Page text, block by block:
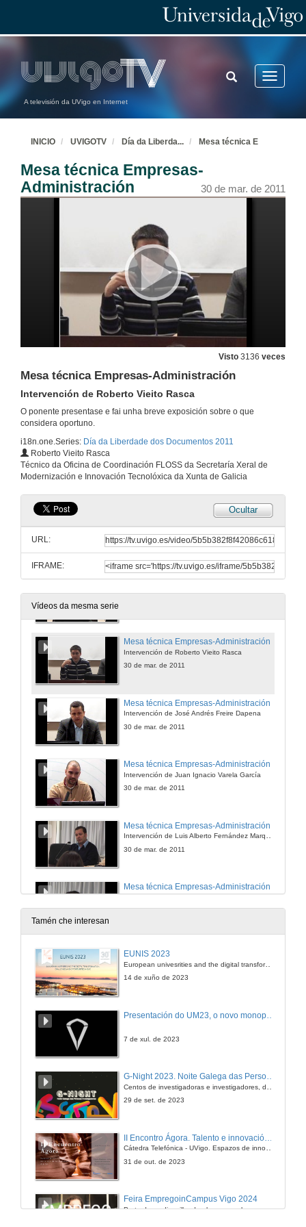
A televisión da UVigo en Internet
Toggle
TOGGLE
SEARCH
INICIO UVIGOTV Día da Liberda... Mesa técnica E
Mesa técnica Empresas-
Administración
30 de mar. de 2011
Visto 3136 veces
Mesa técnica Empresas-Administración
Intervención de Roberto Vieito Rasca
O ponente presentase e fai unha breve exposición sobre o que
considera oportuno.
i18n.one.Series: Día da Liberdade dos Documentos 2011
Roberto Vieito Rasca
Técnico da Oficina de Coordinación FLOSS da Secretaría Xeral de
Modernización e Innovación Tecnolóxica da Xunta de Galicia
Ocultar
URL:
IFRAME:
Vídeos da mesma serie
Bienvenida e presentación da mesa técnica Empresas-Administración
30 de mar. de 2011
Mesa técnica Empresas-Administración
Mesa técnica Empresas-Administración
Intervención de Roberto Vieito Rasca
30 de mar. de 2011
Mesa técnica Empresas-Administración
Intervención de José Andrés Freire Dapena
30 de mar. de 2011
Mesa técnica Empresas-Administración
Intervención de Juan Ignacio Varela García
30 de mar. de 2011
Mesa técnica Empresas-Administración
Intervención de Luis Alberto Fernández Marqués
30 de mar. de 2011
Mesa técnica Empresas-Administración
Intervención de Francisco Javier Rodriguez Martinez
30 de mar. de 2011
Presentación dos ponentes
Presentación oficial
Conferencia-debate
Tamén che interesan
EUNIS 2023
European univesrities and the digital transformation: challenges and opportunities ahead
14 de xuño de 2023
7 de xul. de 2023
G-Night 2023. Noite Galega das Persoas Investigadoras. Conciencias creativas
29 de set. de 2023
Cátedra Telefónica - UVigo. Espazos de innovación
31 de out. de 2023
Feira EmpregoinCampus Vigo 2024
Preto de medio millar de alumnas e alumnos buscan coñecer máis de preto as oportunidades que lles achegan as arredor de medio cento de empresas que participan na edición viguesa da feira. Xunto coa visita aos stands, durante a feria desenvólvense varias actividades complementarias, como obradoiros, conversas, mesas redondas ou o pasaporte de empregabilidade, un espazo no que poderán recibir asesoramento sobre o seu CV.